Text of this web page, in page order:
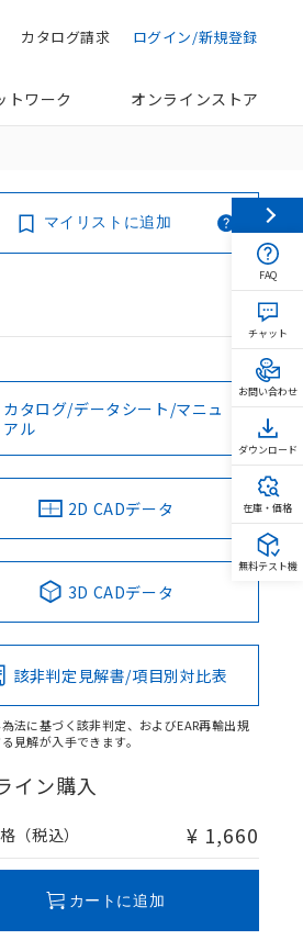
ログイン/新規登録
カタログ請求
トワーク オンラインストア
マイリストに追加
カタログ/データシート/マニュ
アル
2D CADデータ
3D CADデータ
該非判定見解書/項目別対比表
法に基づく該非判定、およびEAR再輸出規
見解が入手できます。
イン購入
（税込） ¥ 1,660
カートに追加
FAQ
チャット
お問い合わせ
ダウンロード
在庫・価格
無料テスト機